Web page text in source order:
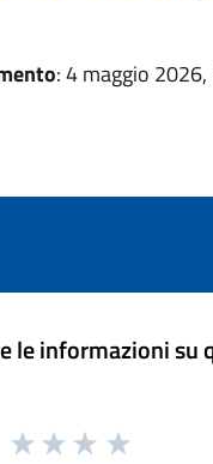
: 4 maggio 2026,
le informazioni su